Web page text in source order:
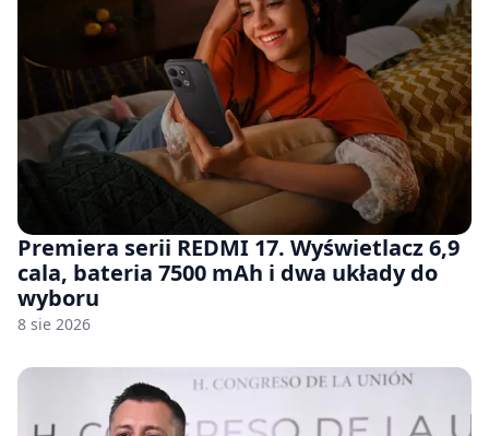
Premiera serii REDMI 17. Wyświetlacz 6,9
cala, bateria 7500 mAh i dwa układy do
wyboru
8 sie 2026